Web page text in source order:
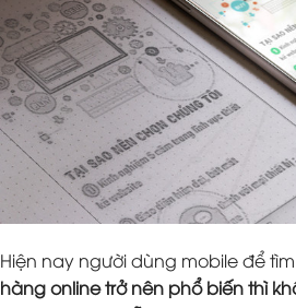
Hiện nay người dùng mobile để
hàng online trở nên phổ biến thì